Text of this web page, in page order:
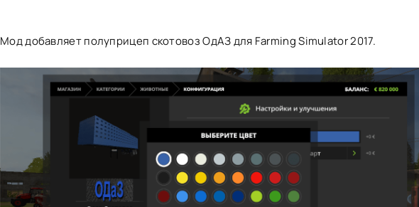
Мод добавляет полуприцеп скотовоз ОдАЗ для Farming Simulator 2017.